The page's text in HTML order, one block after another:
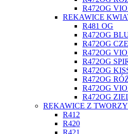
R472OG
REKAWICE
R481 OG
R472OG
R472OG
R472OG
R472OG
R472OG
R472OG
R472OG
R472OG
RĘKAWICE Z
R412
R420
R421